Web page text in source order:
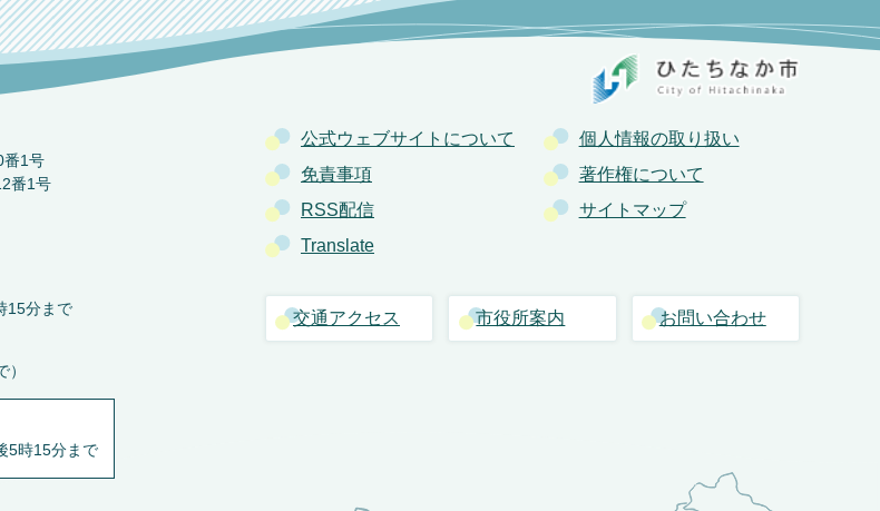
公式ウェブサイトについて
個人情報の取り扱い
免責事項
著作権について
RSS配信
サイトマップ
Translate
交通アクセス 市役所案内 お問い合わせ
1号
番1号
15分まで
5時15分まで